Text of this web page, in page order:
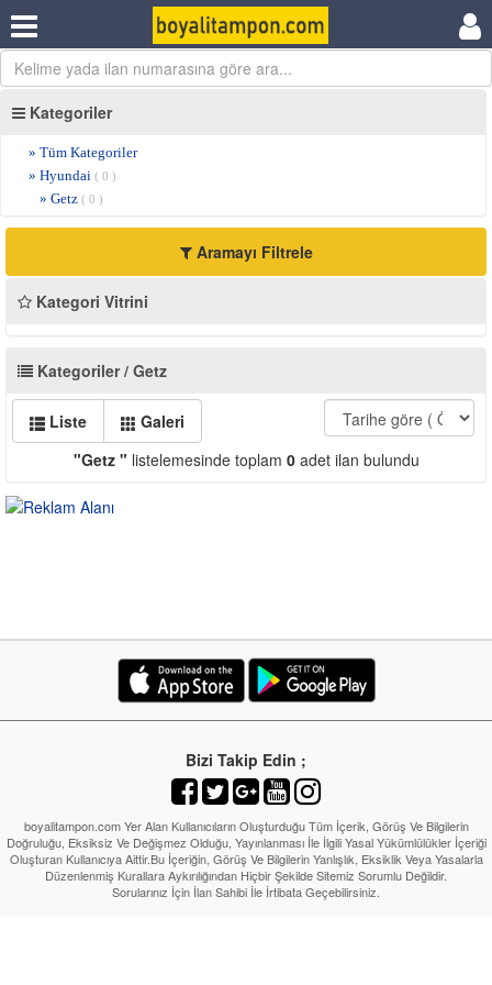
Kategoriler
» Tüm Kategoriler
» Hyundai ( 0 )
» Getz ( 0 )
Aramayı Filtrele
Kategori Vitrini
Kategoriler / Getz
Liste
Galeri
"Getz " listelemesinde toplam 0adet ilan bulundu
Bizi Takip Edin ;
boyalitampon.com Yer Alan Kullanıcıların Oluşturduğu Tüm İçerik, Görüş Ve Bilgilerin
Doğruluğu, Eksiksiz Ve Değişmez Olduğu, Yayınlanması İle İlgili Yasal Yükümlülükler İçeriği
Oluşturan Kullanıcıya Aittir.Bu İçeriğin, Görüş Ve Bilgilerin Yanlışlık, Eksiklik Veya Yasalarla
Düzenlenmiş Kurallara Aykırılığından Hiçbir Şekilde Sitemiz Sorumlu Değildir.
Sorularınız İçin İlan Sahibi İle İrtibata Geçebilirsiniz.